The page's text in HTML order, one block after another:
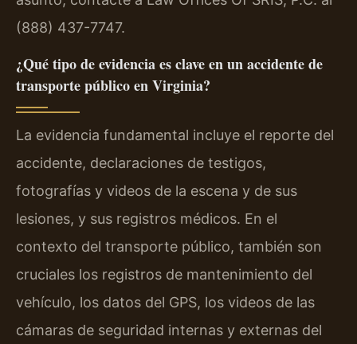
(888) 437-7747.
¿Qué tipo de evidencia es clave en un accidente de
transporte público en Virginia?
La evidencia fundamental incluye el reporte del
accidente, declaraciones de testigos,
fotografías y videos de la escena y de sus
lesiones, y sus registros médicos. En el
contexto del transporte público, también son
cruciales los registros de mantenimiento del
vehículo, los datos del GPS, los videos de las
cámaras de seguridad internas y externas del